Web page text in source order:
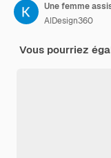
AIDesign360
Vous pourriez